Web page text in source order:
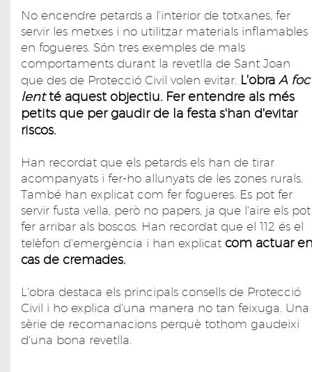
No encendre petards a l'interior de totxanes, fer
servir les metxes i no utilitzar materials inflamables
en fogueres. Són tres exemples de mals
comportaments durant la revetlla de Sant Joan
que des de Protecció Civil volen evitar. L'obra A foc
lentté aquest objectiu. Fer entendre als més
petits que per gaudir de la festa s'han d'evitar
riscos.
Han recordat que els petards els han de tirar
acompanyats i fer-ho allunyats de les zones rurals.
També han explicat com fer fogueres. Es pot fer
servir fusta vella, però no papers, ja que l'aire els pot
fer arribar als boscos. Han recordat que el 112 és el
telèfon d'emergència i han explicat com actuar
cas de cremades.
L'obra destaca els principals consells de Protecció
Civil i ho explica d'una manera no tan feixuga. Una
sèrie de recomanacions perquè tothom gaudeixi
d'una bona revetlla.